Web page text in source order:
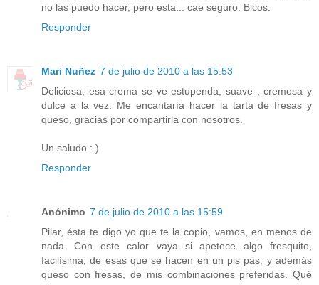
no las puedo hacer, pero esta... cae seguro. Bicos.
Responder
Mari Nuñez 7 de julio de 2010 a las 15:53
Deliciosa, esa crema se ve estupenda, suave , cremosa y
dulce a la vez. Me encantaría hacer la tarta de fresas y
queso, gracias por compartirla con nosotros.
Un saludo : )
Responder
Anónimo 7 de julio de 2010 a las 15:59
Pilar, ésta te digo yo que te la copio, vamos, en menos de
nada. Con este calor vaya si apetece algo fresquito,
facilísima, de esas que se hacen en un pis pas, y además
queso con fresas, de mis combinaciones preferidas. Qué